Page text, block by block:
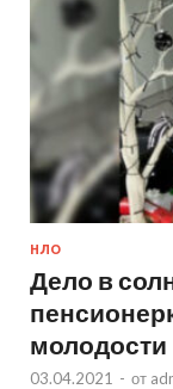
НЛО
Дело в
молодости
03.04.2021 - от